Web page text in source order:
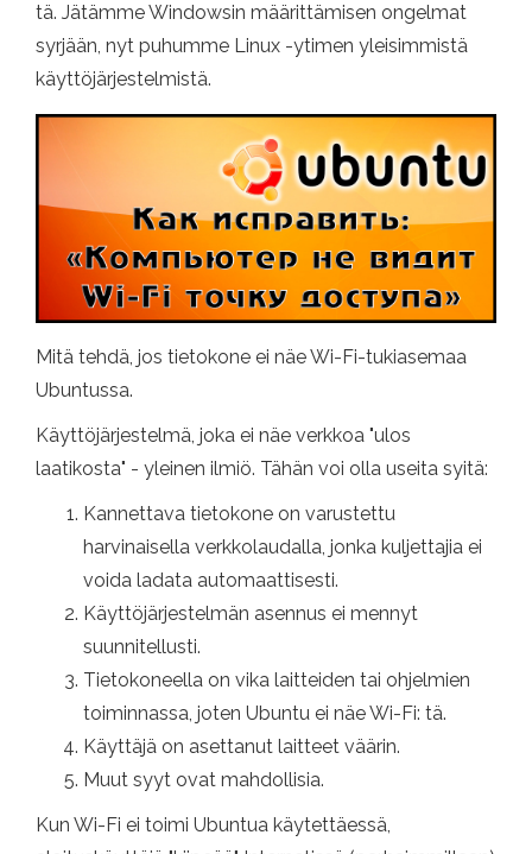
tä. Jätämme Windowsin määrittämisen ongelmat
syrjään, nyt puhumme Linux -ytimen yleisimmistä
käyttöjärjestelmistä.
Mitä tehdä, jos tietokone ei näe Wi-Fi-tukiasemaa
Ubuntussa.
Käyttöjärjestelmä, joka ei näe verkkoa "ulos
laatikosta" - yleinen ilmiö. Tähän voi olla useita syitä:
Kannettava tietokone on varustettu
harvinaisella verkkolaudalla, jonka kuljettajia ei
voida ladata automaattisesti.
Käyttöjärjestelmän asennus ei mennyt
suunnitellusti.
Tietokoneella on vika laitteiden tai ohjelmien
toiminnassa, joten Ubuntu ei näe Wi-Fi: tä.
Käyttäjä on asettanut laitteet väärin.
Muut syyt ovat mahdollisia.
Kun Wi-Fi ei toimi Ubuntua käytettäessä,